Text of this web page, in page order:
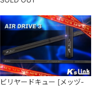
ビリヤードキュー [メッヅ-